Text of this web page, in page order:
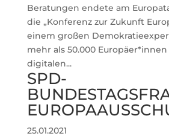
Beratungen endete am
die „Konferenz zur Zukunft
einem großen
mehr als 50.000
digitalen...
SPD-
25.01.2021